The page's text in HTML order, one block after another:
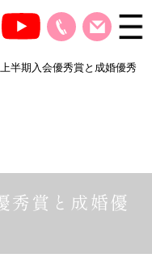
上半期入会優秀賞と成婚優秀
秀賞と成婚優